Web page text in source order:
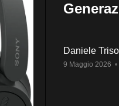
Daniele
9 Maggio 2026